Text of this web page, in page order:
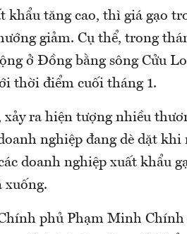
khẩu tăng cao, thì giá gạo
giảm. Cụ thể, trong
ở Đồng bằng sông Cửu
thời điểm cuối tháng 1.
ra hiện tượng nhiều
nghiệp đang dè dặt
doanh nghiệp xuất khẩu
xuống.
phủ Phạm Minh Chính